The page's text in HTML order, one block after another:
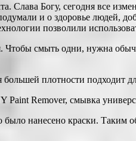
Слава Богу, сегодня все
и о здоровье людей,
позволили
смыть одни, нужна
плотности подходит
Remover, смывка
нанесено краски. Таким